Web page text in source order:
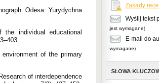
Zasady
Wyślij tekst
jest wymagane)
E-mail do
wymagane)
SŁOWA
Odesa: Yurydychna
individual educational
of the primary
of interdependence